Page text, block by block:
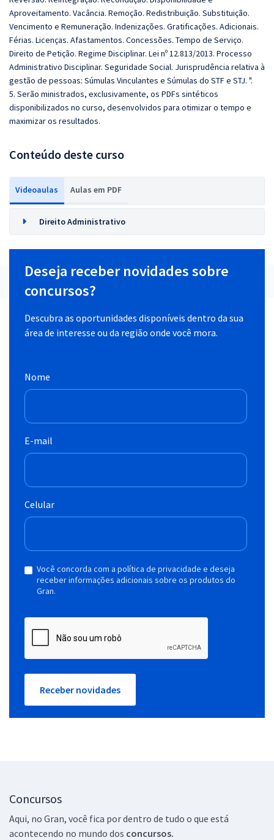
Aproveitamento. Vacância. Remoção. Redistribuição. Substituição.
Vencimento e Remuneração. Indenizações. Gratificações. Adicionais.
Férias. Licenças. Afastamentos. Concessões. Tempo de Serviço.
Direito de Petição. Regime Disciplinar. Lei nº 12.813/2013. Processo
Administrativo Disciplinar. Seguridade Social. Jurisprudência relativa à
gestão de pessoas: Súmulas Vinculantes e Súmulas do STF e STJ. ".
5. Serão ministrados, exclusivamente, os PDFs sintéticos
disponibilizados no curso, desenvolvidos para otimizar o tempo e
maximizar os resultados.
Conteúdo deste curso
Videoaulas Aulas em PDF
Direito Administrativo
Deseja receber novidades sobre
concursos?
Descubra as oportunidades disponíveis dentro da sua
área de interesse ou da região onde você mora.
Nome
E-mail
Celular
Você concorda com a política de privacidade e deseja
receber informações adicionais sobre os produtos do
Gran.
Receber novidades
Concursos
Aqui, no Gran, você fica por dentro de tudo o que está
acontecendo no mundo dos concursos.